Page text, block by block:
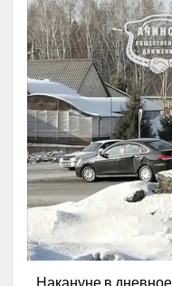
Накануне в